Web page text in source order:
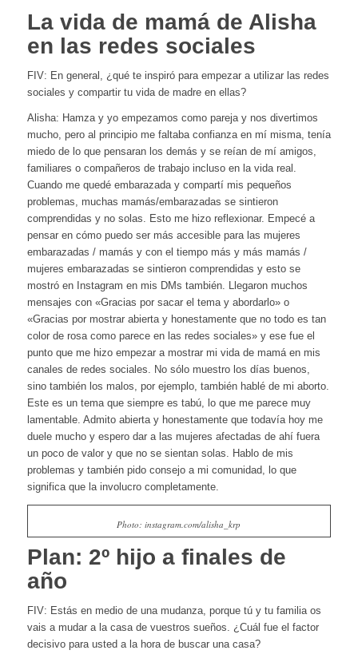
La vida de mamá de Alisha
en las redes sociales
FIV: En general, ¿qué te inspiró para empezar a utilizar las redes
sociales y compartir tu vida de madre en ellas?
Alisha: Hamza y yo empezamos como pareja y nos divertimos
mucho, pero al principio me faltaba confianza en mí misma, tenía
miedo de lo que pensaran los demás y se reían de mí amigos,
familiares o compañeros de trabajo incluso en la vida real.
Cuando me quedé embarazada y compartí mis pequeños
problemas, muchas mamás/embarazadas se sintieron
comprendidas y no solas. Esto me hizo reflexionar. Empecé a
pensar en cómo puedo ser más accesible para las mujeres
embarazadas / mamás y con el tiempo más y más mamás /
mujeres embarazadas se sintieron comprendidas y esto se
mostró en Instagram en mis DMs también. Llegaron muchos
mensajes con «Gracias por sacar el tema y abordarlo» o
«Gracias por mostrar abierta y honestamente que no todo es tan
color de rosa como parece en las redes sociales» y ese fue el
punto que me hizo empezar a mostrar mi vida de mamá en mis
canales de redes sociales. No sólo muestro los días buenos,
sino también los malos, por ejemplo, también hablé de mi aborto.
Este es un tema que siempre es tabú, lo que me parece muy
lamentable. Admito abierta y honestamente que todavía hoy me
duele mucho y espero dar a las mujeres afectadas de ahí fuera
un poco de valor y que no se sientan solas. Hablo de mis
problemas y también pido consejo a mi comunidad, lo que
significa que la involucro completamente.
Photo: instagram.com/alisha_krp
Plan: 2º hijo a finales de
año
FIV: Estás en medio de una mudanza, porque tú y tu familia os
vais a mudar a la casa de vuestros sueños. ¿Cuál fue el factor
decisivo para usted a la hora de buscar una casa?